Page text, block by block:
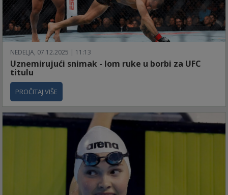
NEDELJA, 07.12.2025 | 11:13
Uznemirujući snimak - lom ruke u borbi za UFC
titulu
PROČITAJ VIŠE